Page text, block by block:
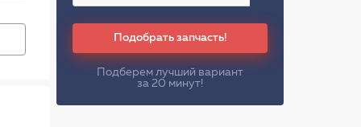
Подобрать запчасть!
Подберем лучший вариант
за 20 минут!